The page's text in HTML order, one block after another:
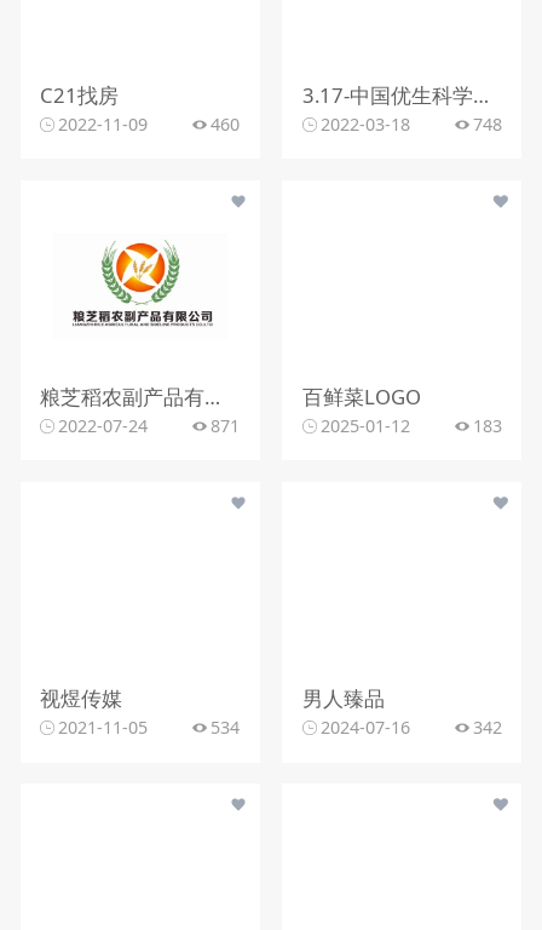
C21找房
2022-11-09 460
3.17-中国优生科学协会-白底-01
2022-03-18 748
粮芝稻农副产品有限公司
2022-07-24 871
百鲜菜LOGO
2025-01-12 183
视煜传媒
2021-11-05 534
男人臻品
2024-07-16 342